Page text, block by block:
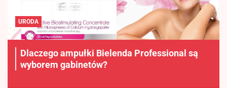
URODA
Dlaczego ampułki Bielenda Professional są
wyborem gabinetów?